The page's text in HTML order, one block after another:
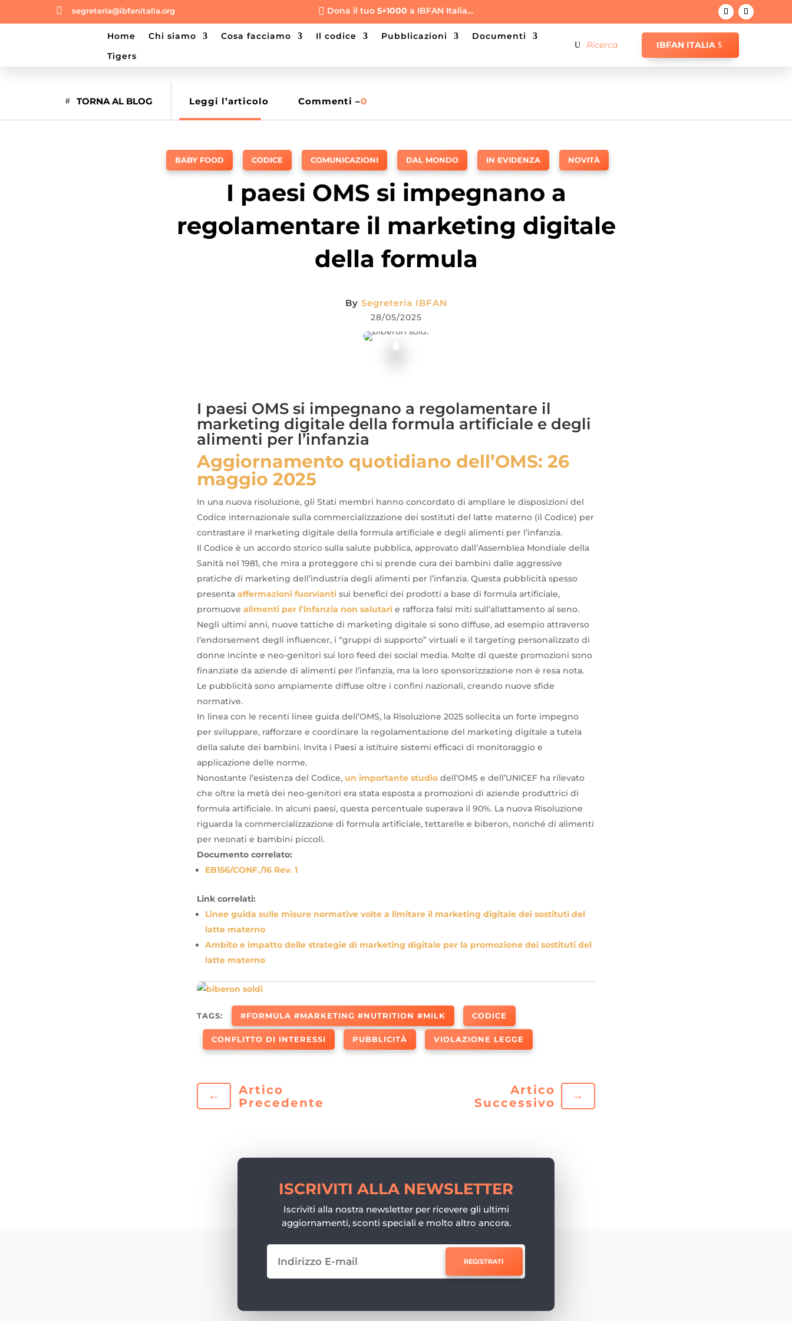
 segreteria@ibfanitalia.org  Dona il tuo5×1000a IBFAN Italia…
home chi siamo cosa facciamo il codice pubblicazioni
documenti
tigers
IBFAN ITALIA
TORNA AL BLOG Leggi l’articolo Commenti –0
BABY FOOD CODICE COMUNICAZIONI DAL MONDO IN EVIDENZA NOVITÀ
I paesi OMS si impegnano a
regolamentare il marketing digitale
della formula
By Segreteria IBFAN
28/05/2025
I paesi OMS si impegnano a regolamentare il
marketing digitale della formula artificiale e degli
alimenti per l’infanzia
Aggiornamento quotidiano dell’OMS: 26
maggio 2025
In una nuova risoluzione, gli Stati membri hanno concordato di ampliare le disposizioni del
Codice internazionale sulla commercializzazione dei sostituti del latte materno (il Codice) per
contrastare il marketing digitale della formula artificiale e degli alimenti per l’infanzia.
Il Codice è un accordo storico sulla salute pubblica, approvato dall’Assemblea Mondiale della
Sanità nel 1981, che mira a proteggere chi si prende cura dei bambini dalle aggressive
pratiche di marketing dell’industria degli alimenti per l’infanzia. Questa pubblicità spesso
presentaaffermazioni fuorvianti sui benefici dei prodotti a base di formula artificiale,
promuovealimenti per l’infanzia non salutari e rafforza falsi miti sull’allattamento al seno.
Negli ultimi anni, nuove tattiche di marketing digitale si sono diffuse, ad esempio attraverso
l’endorsement degli influencer, i “gruppi di supporto” virtuali e il targeting personalizzato di
donne incinte e neo-genitori sui loro feed dei social media. Molte di queste promozioni sono
finanziate da aziende di alimenti per l’infanzia, ma la loro sponsorizzazione non è resa nota.
Le pubblicità sono ampiamente diffuse oltre i confini nazionali, creando nuove sfide
normative.
In linea con le recenti linee guida dell’OMS, la Risoluzione 2025 sollecita un forte impegno
per sviluppare, rafforzare e coordinare la regolamentazione del marketing digitale a tutela
della salute dei bambini. Invita i Paesi a istituire sistemi efficaci di monitoraggio e
applicazione delle norme.
Nonostante l’esistenza del Codice, un importante studio dell’OMS e dell’UNICEF ha rilevato
che oltre la metà dei neo-genitori era stata esposta a promozioni di aziende produttrici di
formula artificiale. In alcuni paesi, questa percentuale superava il 90%. La nuova Risoluzione
riguarda la commercializzazione di formula artificiale, tettarelle e biberon, nonché di alimenti
per neonati e bambini piccoli.
Documento correlato:
EB156/CONF./16 Rev. 1
Link correlati:
Linee guida sulle misure normative volte a limitare il marketing digitale dei sostituti del
latte materno
Ambito e impatto delle strategie di marketing digitale per la promozione dei sostituti del
latte materno
TAGS: #FORMULA #MARKETING #NUTRITION #MILK CODICE
CONFLITTO DI INTERESSI PUBBLICITÀ VIOLAZIONE LEGGE
←
Artico
Precedente
Artico
Successivo
→
ISCRIVITI ALLA NEWSLETTER
Iscriviti alla nostra newsletter per ricevere gli ultimi
aggiornamenti, sconti speciali e molto altro ancora.
REGISTRATI